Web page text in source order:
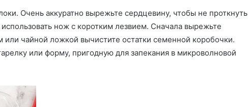
Очень аккуратно вырежьте сердцевину, чтобы не проткнуть
нож с коротким лезвием. Сначала вырежьте
чайной ложкой вычистите остатки семенной коробочки.
или форму, пригодную для запекания в микроволновой